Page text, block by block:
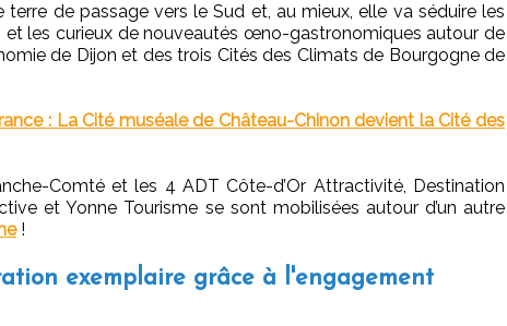
terre de passage vers le Sud et, au mieux, elle va séduire les
et les curieux de nouveautés œno-gastronomiques autour de
de Dijon et des trois Cités des Climats de Bourgogne de
: La Cité muséale de Château-Chinon devient la Cité des
Comté et les 4 ADT Côte-d’Or Attractivité, Destination
et Yonne Tourisme se sont mobilisées autour d’un autre
!
exemplaire grâce à l'engagement